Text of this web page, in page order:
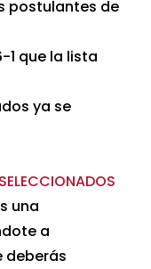
postulantes de
1 que la lista
ya se
una
a
deberás